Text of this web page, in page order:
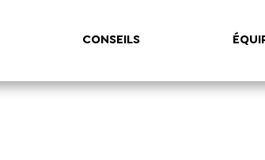
CONSEILS